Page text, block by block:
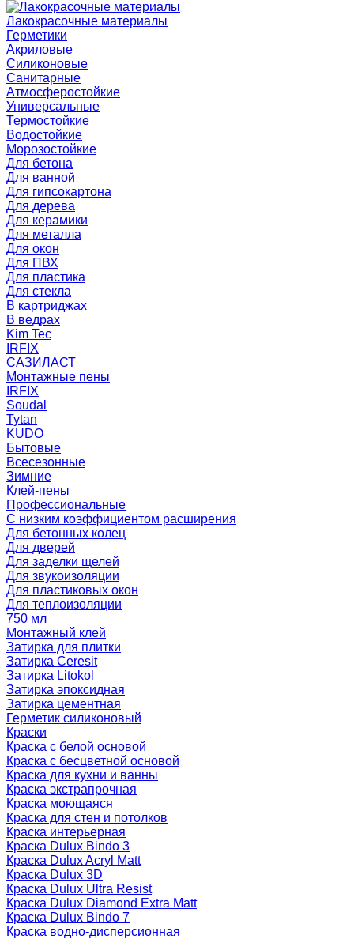
Лакокрасочные материалы
Герметики
Акриловые
Силиконовые
Санитарные
Атмосферостойкие
Универсальные
Термостойкие
Водостойкие
Морозостойкие
Для бетона
Для ванной
Для гипсокартона
Для дерева
Для керамики
Для металла
Для окон
Для ПВХ
Для пластика
Для стекла
В картриджах
В ведрах
Kim Tec
IRFIX
САЗИЛАСТ
Монтажные пены
IRFIX
Soudal
Tytan
KUDO
Бытовые
Всесезонные
Зимние
Клей-пены
Профессиональные
С низким коэффициентом расширения
Для бетонных колец
Для дверей
Для заделки щелей
Для звукоизоляции
Для пластиковых окон
Для теплоизоляции
750 мл
Монтажный клей
Затирка для плитки
Затирка Ceresit
Затирка Litokol
Затирка эпоксидная
Затирка цементная
Герметик силиконовый
Краски
Краска с белой основой
Краска с бесцветной основой
Краска для кухни и ванны
Краска экстрапрочная
Краска моющаяся
Краска для стен и потолков
Краска интерьерная
Краска Dulux Bindo 3
Краска Dulux Acryl Matt
Краска Dulux 3D
Краска Dulux Ultra Resist
Краска Dulux Diamond Extra Matt
Краска Dulux Bindo 7
Краска водно-дисперсионная